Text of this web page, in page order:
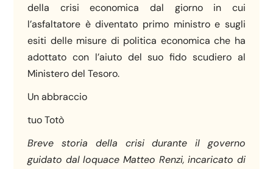
della crisi economica dal giorno in cui
l’asfaltatore è diventato primo ministro e sugli
esiti delle misure di politica economica che ha
adottato con l’aiuto del suo fido scudiero al
Ministero del Tesoro.
Un abbraccio
tuo Totò
Breve storia della crisi durante il governo
guidato dal loquace Matteo Renzi, incaricato di